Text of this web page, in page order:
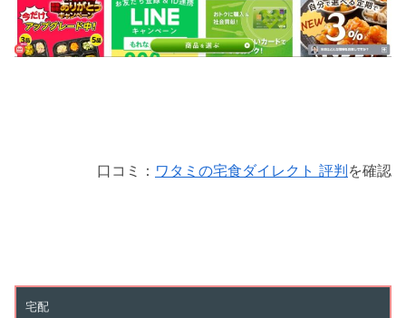
口コミ： ワタミの宅食ダイレクト 評判を確認
宅配